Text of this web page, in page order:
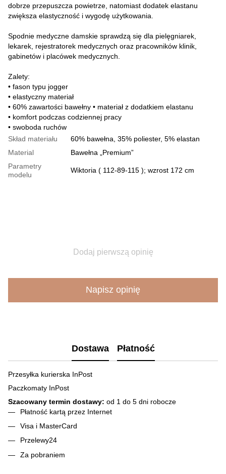
dobrze przepuszcza powietrze, natomiast dodatek elastanu
zwiększa elastyczność i wygodę użytkowania.
Spodnie medyczne damskie sprawdzą się dla pielęgniarek,
lekarek, rejestratorek medycznych oraz pracowników klinik,
gabinetów i placówek medycznych.
Zalety:
• fason typu jogger
• elastyczny materiał
• 60% zawartości bawełny • materiał z dodatkiem elastanu
• komfort podczas codziennej pracy
• swoboda ruchów
Skład materiału
60% bawełna, 35% poliester, 5% elastan
Material
Bawełna „Premium”
Parametry
modelu
Wiktoria ( 112-89-115 ); wzrost 172 cm
Dodaj pierwszą opinię
Napisz opinię
Dostawa Płatność
Przesyłka kurierska InPost
Paczkomaty InPost
Szacowany termin dostawy: od 1 do 5 dni robocze
Płatność kartą przez Internet
Visa і MasterCard
Przelewy24
Za pobraniem